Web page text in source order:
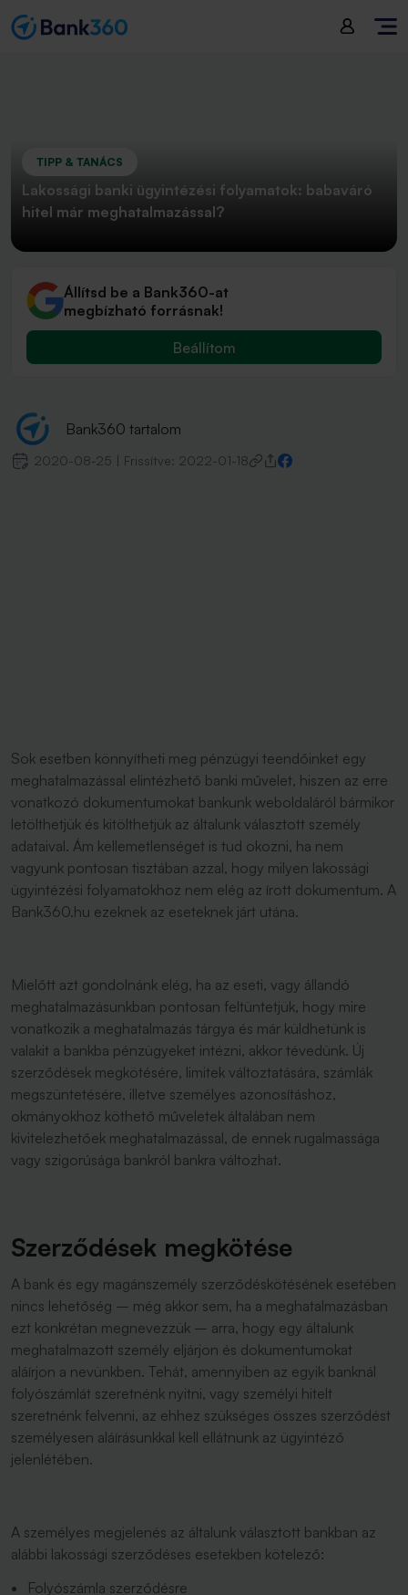
TIPP & TANÁCS
Lakossági banki ügyintézési folyamatok: babaváró
hitel már meghatalmazással?
Állítsd be a Bank360-at
megbízható forrásnak!
Beállítom
Bank360 tartalom
2020-08-25 Frissítve: 2022-01-18
Sok esetben könnyítheti meg pénzügyi teendőinket egy
meghatalmazással elintézhető banki művelet, hiszen az erre
vonatkozó dokumentumokat bankunk weboldaláról bármikor
letölthetjük és kitölthetjük az általunk választott személy
adataival. Ám kellemetlenséget is tud okozni, ha nem
vagyunk pontosan tisztában azzal, hogy milyen lakossági
ügyintézési folyamatokhoz nem elég az írott dokumentum. A
Bank360.hu ezeknek az eseteknek járt utána.
Mielőtt azt gondolnánk elég, ha az eseti, vagy állandó
meghatalmazásunkban pontosan feltüntetjük, hogy mire
vonatkozik a meghatalmazás tárgya és már küldhetünk is
valakit a bankba pénzügyeket intézni, akkor tévedünk. Új
szerződések megkötésére, limitek változtatására, számlák
megszüntetésére, illetve személyes azonosításhoz,
okmányokhoz köthető műveletek általában nem
kivitelezhetőek meghatalmazással, de ennek rugalmassága
vagy szigorúsága bankról bankra változhat.
Szerződések megkötése
A bank és egy magánszemély szerződéskötésének esetében
nincs lehetőség – még akkor sem, ha a meghatalmazásban
ezt konkrétan megnevezzük – arra, hogy egy általunk
meghatalmazott személy eljárjon és dokumentumokat
aláírjon a nevünkben. Tehát, amennyiben az egyik banknál
folyószámlát szeretnénk nyitni, vagy személyi hitelt
szeretnénk felvenni, az ehhez szükséges összes szerződést
személyesen aláírásunkkal kell ellátnunk az ügyintéző
jelenlétében.
A személyes megjelenés az általunk választott bankban az
alábbi lakossági szerződéses esetekben kötelező:
Folyószámla szerződésre